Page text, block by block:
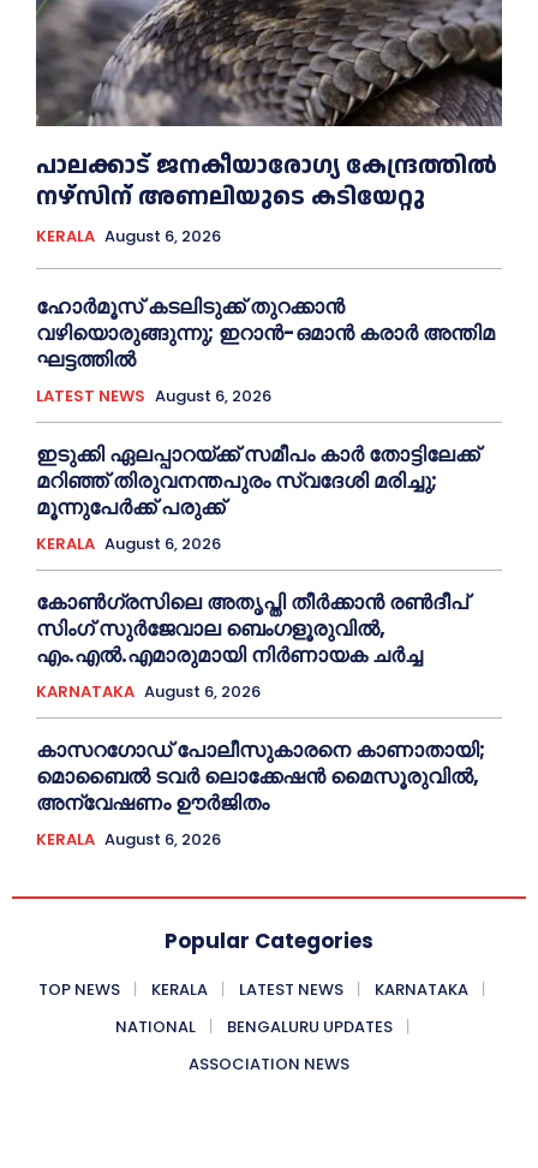
പാലക്കാട് ജനകീയാരോഗ്യ കേന്ദ്രത്തില്‍
നഴ്‌സിന് അണലിയുടെ കടിയേറ്റു
KERALA August 6, 2026
ഹോർമൂസ് കടലിടുക്ക് തുറക്കാൻ
വഴിയൊരുങ്ങുന്നു; ഇറാൻ-ഒമാൻ കരാർ അന്തിമ
ഘട്ടത്തിൽ
LATEST NEWS August 6, 2026
ഇടുക്കി ഏലപ്പാറയ്ക്ക് സമീപം കാര്‍ തോട്ടിലേക്ക്
മറിഞ്ഞ് തിരുവനന്തപുരം സ്വദേശി മരിച്ചു;
മൂന്നുപേര്‍ക്ക് പരുക്ക്
KERALA August 6, 2026
കോൺഗ്രസിലെ അതൃപ്തി തീർക്കാൻ രൺദീപ്
സിംഗ് സുര്‍ജേവാല ബെംഗളൂരുവിൽ,
എം.എൽ.എമാരുമായി നിർണായക ചർച്ച
KARNATAKA August 6, 2026
കാസറഗോഡ്‌ പോലീസുകാരനെ കാണാതായി;
മൊബൈൽ ടവർ ലൊക്കേഷൻ മൈസൂരുവിൽ,
അന്വേഷണം ഊർജിതം
KERALA August 6, 2026
Popular Categories
TOP NEWS KERALA LATEST NEWS
KARNATAKA
NATIONAL
BENGALURU UPDATES
ASSOCIATION NEWS